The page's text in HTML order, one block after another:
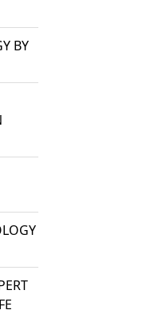
BY